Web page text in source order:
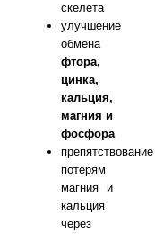
скелета
улучшение
обмена
фтора,
цинка,
кальция,
магния и
фосфора
препятствование
потерям
магния и
кальция
через